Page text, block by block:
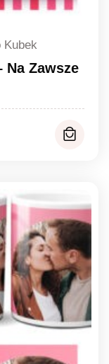
Kubek
Na Zawsze